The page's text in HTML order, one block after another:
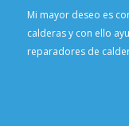
Mi mayor deseo es
calderas y con ello
reparadores de